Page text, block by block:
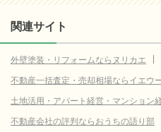
関連サイト
外壁塗装・リフォームならヌリカエ
不動産一括査定・売却相場ならイエウ
土地活用・アパート経営・マンション
不動産会社の評判ならおうちの語り部